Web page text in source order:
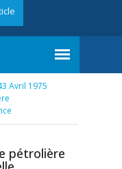
Avril 1975
pétrolière